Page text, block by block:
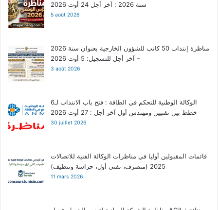
سنة 2026 : آخر أجل 24 أوت 2026
5 août 2026
مناظرة إنتداب 50 كاتب للشؤون الخارجية بعنوان سنة 2026
– آخر أجل للتسجيل: 5 أوت 2026
3 août 2026
الوكالة الوطنية للتحكم في الطاقة : فتح باب الانتداب لـ6
خطط بين تقنيين ومهندس أول آخر أجل : 27 أوت 2026
30 juillet 2026
قائمات المقبولين أوليا في مناظرات الوكالة الفنية للاتصالات
2025 (متصرف، تقني أول، حراسة وتنظيف)
11 mars 2026